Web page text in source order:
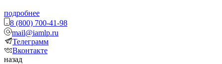
подробнее
8 (800) 700-41-98
mail@iamlp.ru
Телеграмм
Вконтакте
назад